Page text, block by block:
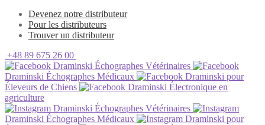
Devenez notre distributeur
Pour les distributeurs
Trouver un distributeur
+48 89 675 26 00
Draminski Échographes Vétérinaires
Draminski Échographes Médicaux
Draminski pour
Éleveurs de Chiens
Draminski Électronique en
agriculture
Draminski Échographes Vétérinaires
Draminski Échographes Médicaux
Draminski pour